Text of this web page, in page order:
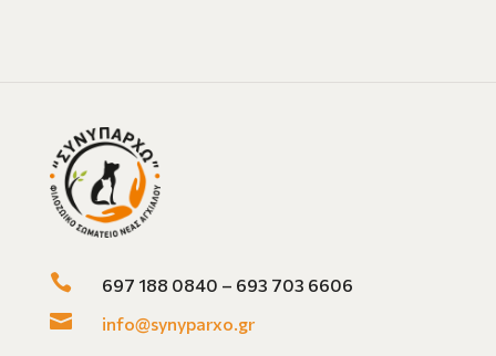
 697 188 0840 – 693 703 6606
 info@synyparxo.gr